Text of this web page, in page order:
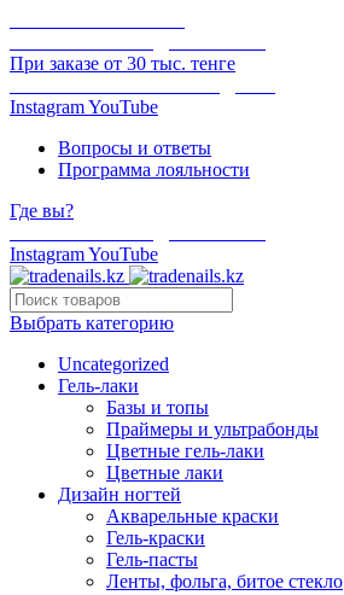
При заказе от 30 тыс. тенге
InstagramYouTube
Вопросы и ответы
Программа лояльности
Где вы?
InstagramYouTube
Выбрать категорию
Uncategorized
Гель-лаки
Базы и топы
Праймеры и ультрабонды
Цветные гель-лаки
Цветные лаки
Дизайн ногтей
Акварельные краски
Гель-краски
Гель-пасты
Ленты, фольга, битое стекло